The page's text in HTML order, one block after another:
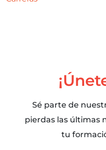
Sé parte de
pierdas las últimas
tu